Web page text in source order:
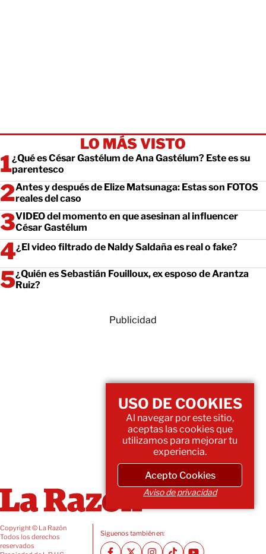
LO MÁS VISTO
¿Qué es César Gastélum de Ana Gastélum? Este es su
parentesco
Antes y después de Elize Matsunaga: Estas son FOTOS
reales del caso
VIDEO del momento en que asesinan al influencer
César Gastélum
¿El video filtrado de Naldy Saldaña es real o fake?
¿Quién es Sebastián Fouilloux, ex esposo de Arantza
Ruiz?
Publicidad
Copyright © La Razón
Todos los derechos
reservados
Siguenos también en:
USO DE COOKIES
Al navegar por este sitio,
aceptas las cookies que
utilizamos para mejorar tu
experiencia.
Acepto Cookies
Aviso de privacidad